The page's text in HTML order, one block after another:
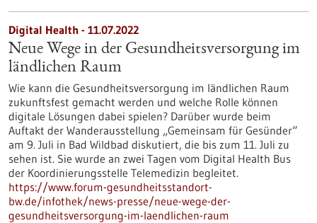
Digital Health - 11.07.2022
Neue Wege in der Gesundheitsversorgung im
ländlichen Raum
Wie kann die Gesundheitsversorgung im ländlichen Raum
zukunftsfest gemacht werden und welche Rolle können
digitale Lösungen dabei spielen? Darüber wurde beim
Auftakt der Wanderausstellung „Gemeinsam für Gesünder“
am 9. Juli in Bad Wildbad diskutiert, die bis zum 11. Juli zu
sehen ist. Sie wurde an zwei Tagen vom Digital Health Bus
der Koordinierungsstelle Telemedizin begleitet.
https://www.forum-gesundheitsstandort-
bw.de/infothek/news-presse/neue-wege-der-
gesundheitsversorgung-im-laendlichen-raum